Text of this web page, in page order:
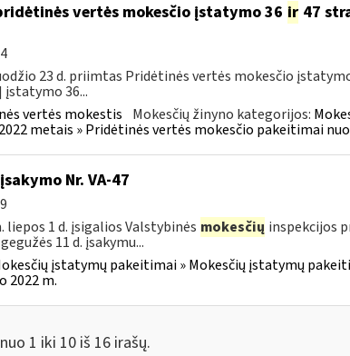
vertės mokesčio įstatymo 36 ir47
23 d. priimtas Pridėtinės vertės mokesčio
įstatymo 36...
vertės mokestis Mokesčių žinyno kategorijos:
metais » Pridėtinės vertės mokesčio pakeitimai nuo
Nr. VA-47
1 d. įsigalios Valstybinės mokesčių inspekcijos
11 d. įsakymu...
įstatymų pakeitimai » Mokesčių įstatymų
2022 m.
1 iki 10 iš 16 irašų.